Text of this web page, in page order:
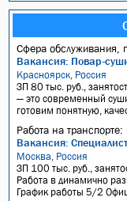
Сфера обслуживания,
Вакансия: Повар-
Красноярск, Россия
ЗП 80 тыс. руб.,
— это современный
готовим понятную,
Работа на
Вакансия:
Москва, Россия
ЗП 100 тыс. руб.,
Работа в динамично
График работы 5/2